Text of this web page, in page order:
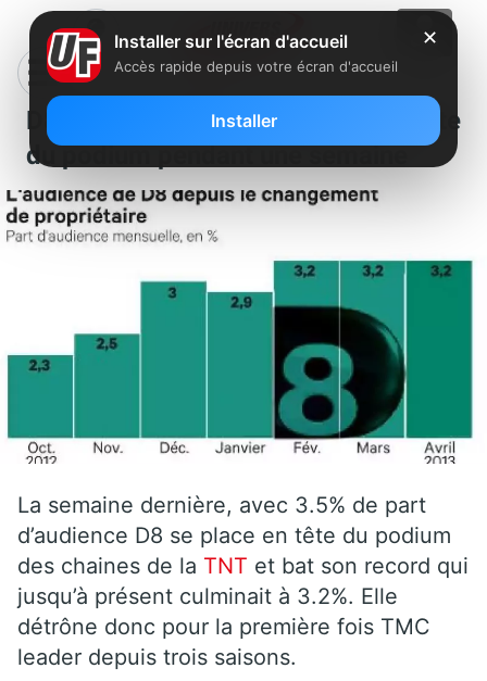
D8 détrône TMC et se place en tête
du podium pendant une semaine
La semaine dernière, avec 3.5% de part
d’audience D8 se place en tête du podium
des chaines de la TNT et bat son record qui
jusqu’à présent culminait à 3.2%. Elle
détrône donc pour la première fois TMC
leader depuis trois saisons.
✕
Installer sur l'écran d'accueil
Accès rapide depuis votre écran d'accueil
Installer